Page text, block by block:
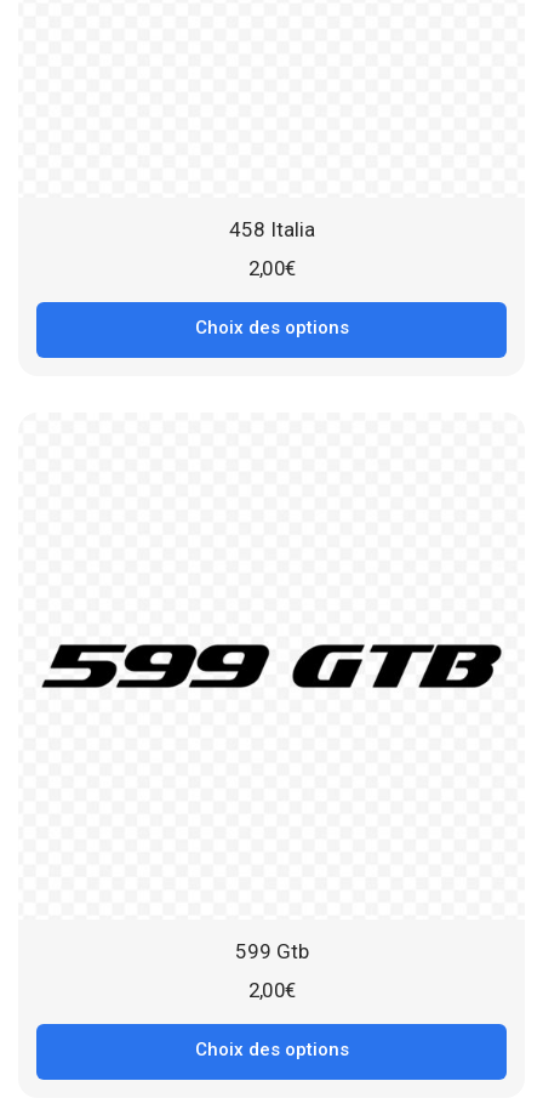
458 Italia
2,00€
Choix des options
599 Gtb
2,00€
Choix des options